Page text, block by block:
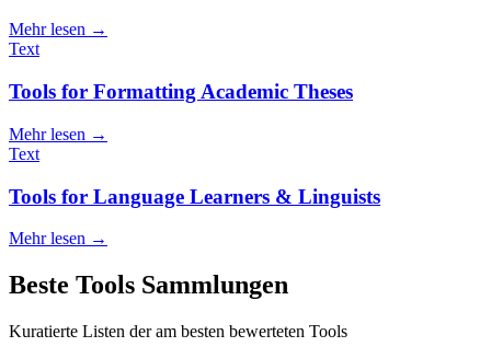
Mehr lesen →
Text
Tools for Formatting Academic Theses
Mehr lesen →
Text
Tools for Language Learners & Linguists
Mehr lesen →
Beste Tools Sammlungen
Kuratierte Listen der am besten bewerteten Tools